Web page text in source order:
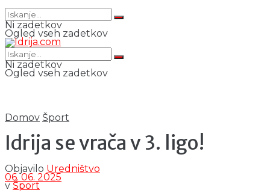
Ni zadetkov
Ogled vseh zadetkov
Ni zadetkov
Ogled vseh zadetkov
Domov Šport
Idrija se vrača v 3. ligo!
Objavilo Uredništvo
06. 06. 2025
v Šport